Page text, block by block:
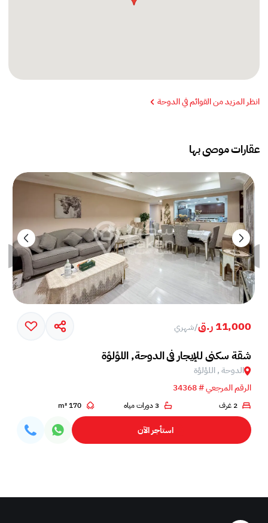
انظر المزيد من القوائم في الدوحة
عقارات موصى بها
11,000 ر.ق /شهري
شقة سكني للإيجار في الدوحة, اللؤلؤة
الدوحة , اللؤلؤة
الرقم المرجعي # 34368
2 غرف 3 دورات مياه 170 m²
استأجر الآن